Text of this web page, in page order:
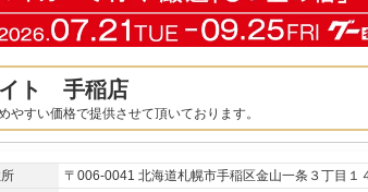
イト 手稲店
やすい価格で提供させて頂いております。
〒006-0041 北海道札幌市手稲区金山一条３丁目１